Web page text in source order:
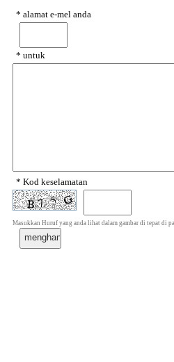
* alamat e-mel anda
* untuk
* Kod keselamatan
Masukkan Huruf yang anda lihat dalam gambar di tepat di